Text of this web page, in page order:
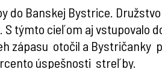
Banskej Bystrice.
týmto cieľom aj vstupovalo
zápasu otočil a
úspešnosti streľby.